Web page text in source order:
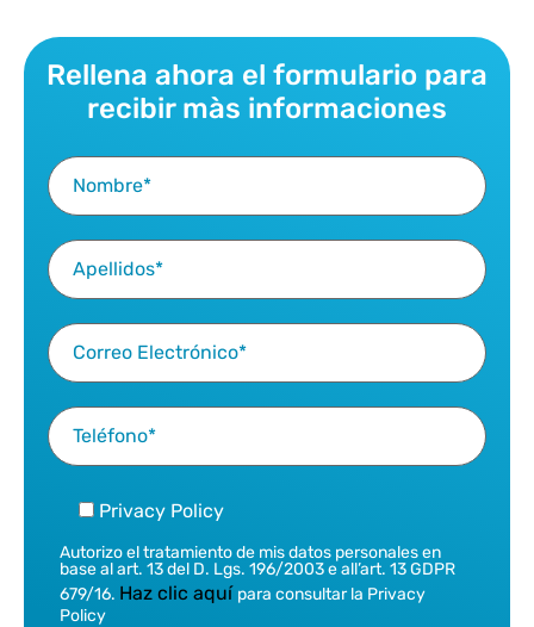
Rellena ahora el formulario para
recibir màs informaciones
Privacy Policy
Autorizo el tratamiento de mis datos personales en
base al art. 13 del D. Lgs. 196/2003 e all’art. 13 GDPR
679/16. Haz clic aquí para consultar la Privacy
Policy